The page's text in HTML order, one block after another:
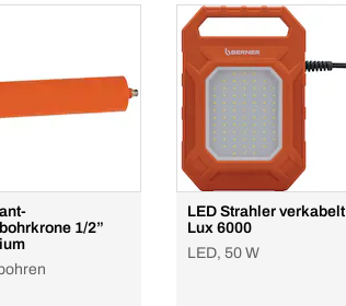
1/2”
LED Strahler verkabelt
Lux 6000
LED, 50 W